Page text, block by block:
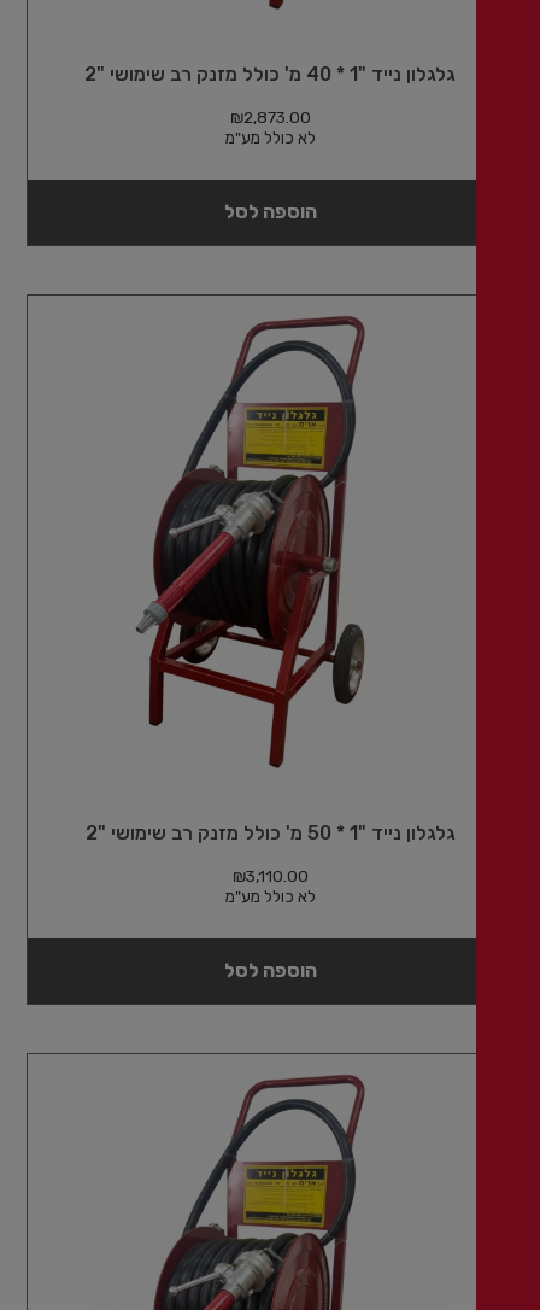
גלגלון נייד "1 * 40 מ' כולל מזנק רב שימושי "2
₪2,873.00
לא כולל מע"מ
הוספה לסל
גלגלון נייד "1 * 50 מ' כולל מזנק רב שימושי "2
₪
לא כולל מע"מ
הוספה לסל